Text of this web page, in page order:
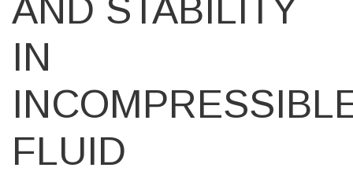
AND STABILITY
IN
FLUID